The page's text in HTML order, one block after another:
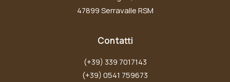
47899 Serravalle RSM
Contatti
(+39) 339 7017143
(+39) 0541 759673